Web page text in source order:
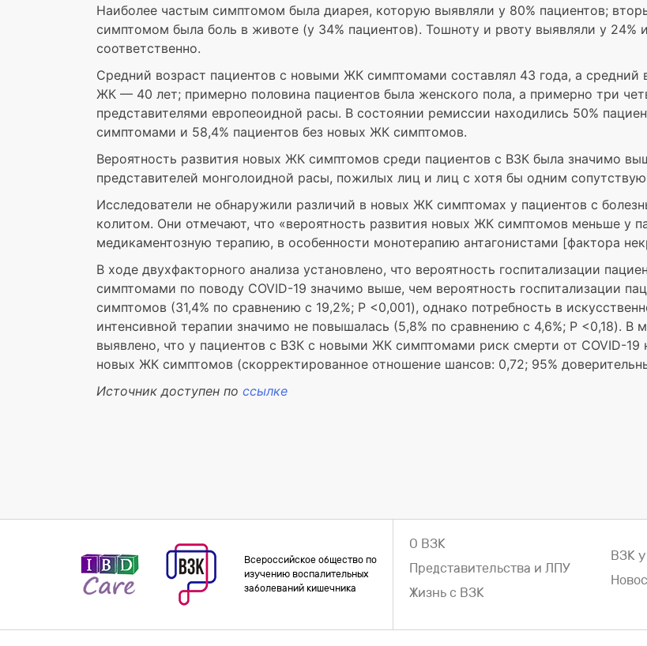
Наиболее частым симптомом была диарея, которую выявляли у 80% пациентов;
симптомом была боль в животе (у 34% пациентов). Тошноту и рвоту выявляли у 24%
соответственно.
Средний возраст пациентов с новыми ЖК симптомами составлял 43 года, а средний
ЖК — 40 лет; примерно половина пациентов была женского пола, а примерно три
представителями европеоидной расы. В состоянии ремиссии находились 50%
симптомами и 58,4% пациентов без новых ЖК симптомов.
Вероятность развития новых ЖК симптомов среди пациентов с ВЗК была значимо
представителей монголоидной расы, пожилых лиц и лиц с хотя бы одним
Исследователи не обнаружили различий в новых ЖК симптомах у пациентов с
колитом. Они отмечают, что «вероятность развития новых ЖК симптомов меньше у
медикаментозную терапию, в особенности монотерапию антагонистами [фактора
В ходе двухфакторного анализа установлено, что вероятность госпитализации
симптомами по поводу COVID-19 значимо выше, чем вероятность госпитализации
симптомов (31,4% по сравнению с 19,2%; P <0,001), однако потребность в
интенсивной терапии значимо не повышалась (5,8% по сравнению с 4,6%; P <0,18). В
выявлено, что у пациентов с ВЗК с новыми ЖК симптомами риск смерти от COVID-19
новых ЖК симптомов (скорректированное отношение шансов: 0,72; 95%
Источник доступен по ссылке
Всероссийское общество по
изучению воспалительных
заболеваний кишечника
О ВЗК
Представительства и ЛПУ
Жизнь с ВЗК
ВЗК у